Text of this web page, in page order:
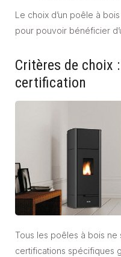
Le choix d’un poêle à
pour pouvoir bénéficier
Critères de choix
certification
Tous les poêles à bois ne
certifications spécifiques